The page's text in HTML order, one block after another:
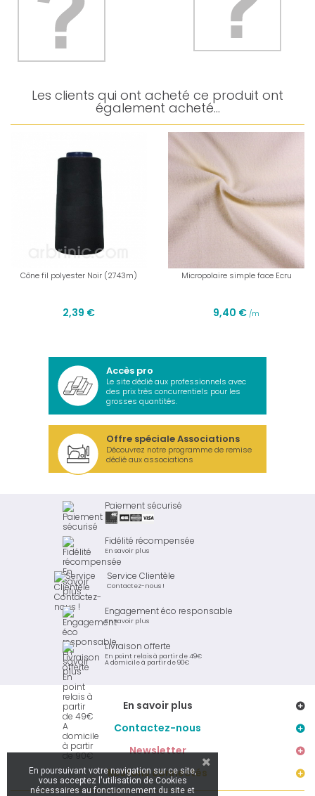
Les clients qui ont acheté ce produit ont
également acheté...
Cône fil polyester Noir (2743m)
2,39 €
Micropolaire simple face Ecru
9,40 € /m
Accès pro
Le site dédié aux professionnels avec
des prix très concurrentiels pour les
grosses quantités.
Offre spéciale Associations
Découvrez notre programme de remise
dédié aux associations
Paiement sécurisé
Fidélité récompensée
En savoir plus
Service Clientèle
Contactez-nous !
Engagement éco responsable
En savoir plus
Livraison offerte
En point relais à partir de 49€
A domicile à partir de 90€
En savoir plus
Contactez-nous
Newsletter
Restons connectés
En poursuivant votre navigation sur ce site,
vous acceptez l'utilisation de Cookies
nécessaires au fonctionnement du site et